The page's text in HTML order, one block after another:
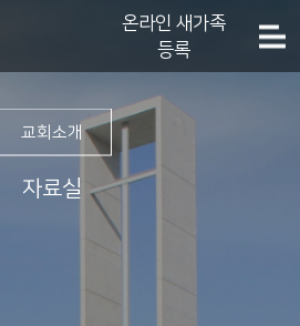
온라인 새가족
등록
교회소개
자료실